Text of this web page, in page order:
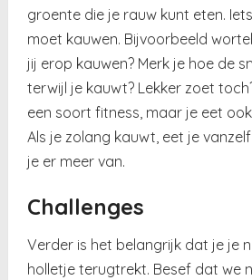
groente die je rauw kunt eten.
moet kauwen. Bijvoorbeeld
jij erop kauwen? Merk je hoe de
terwijl je kauwt? Lekker zoet
een soort fitness, maar je eet
Als je zolang kauwt, eet je
je er meer van.
Challenges
Verder is het belangrijk dat je je
holletje terugtrekt. Besef dat we